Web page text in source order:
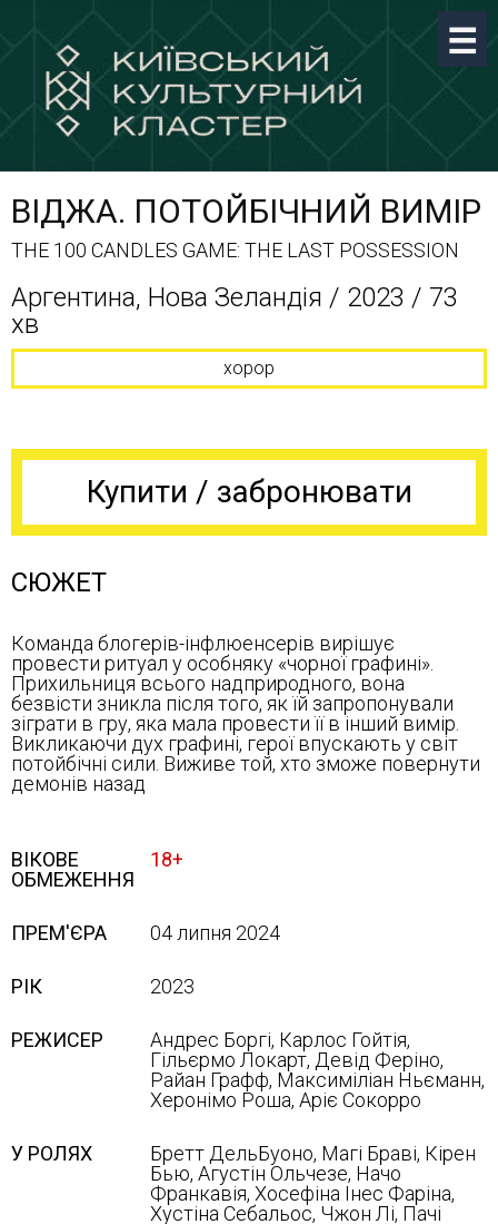
ВІДЖА. ПОТОЙБІЧНИЙ ВИМІР
THE 100 CANDLES GAME: THE LAST POSSESSION
Аргентина, Нова Зеландія / 2023 / 73
хв
хорор
Купити / забронювати
СЮЖЕТ
Команда блогерів-інфлюенсерів вирішує
провести ритуал у особняку «чорної графині».
Прихильниця всього надприродного, вона
безвісти зникла після того, як їй запропонували
зіграти в гру, яка мала провести її в інший вимір.
Викликаючи дух графині, герої впускають у світ
потойбічні сили. Виживе той, хто зможе повернути
демонів назад
ВІКОВЕ
ОБМЕЖЕННЯ
18+
ПРЕМ'ЄРА 04 липня 2024
РІК 2023
РЕЖИСЕР
Андрес Боргі, Карлос Гойтія,
Гільєрмо Локарт, Девід Феріно,
Райан Графф, Максиміліан Ньєманн,
Херонімо Роша, Аріє Сокорро
У РОЛЯХ
Бретт ДельБуоно, Магі Браві, Кірен
Бью, Агустін Ольчезе, Начо
Франкавія, Хосефіна Інес Фаріна,
Хустіна Себальос, Чжон Лі, Пачі